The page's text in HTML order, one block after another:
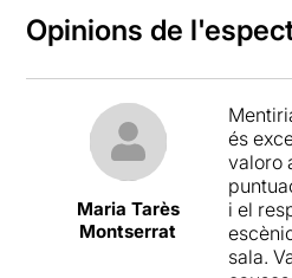
Opinions de
Maria Tarès
Montserrat
és
valoro
i el
sala.